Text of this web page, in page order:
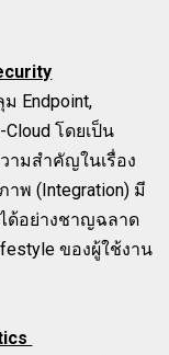
Endpoint,
โดยเป็น
ามสำคัญในเรื่อง
พ (Integration) มี
ด้อย่างชาญฉลาด
ของผู้ใช้งาน